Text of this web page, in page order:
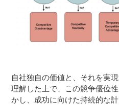
自社独自の価値と、それを実
理解した上で、この競争優位
かし、成功に向けた持続的な